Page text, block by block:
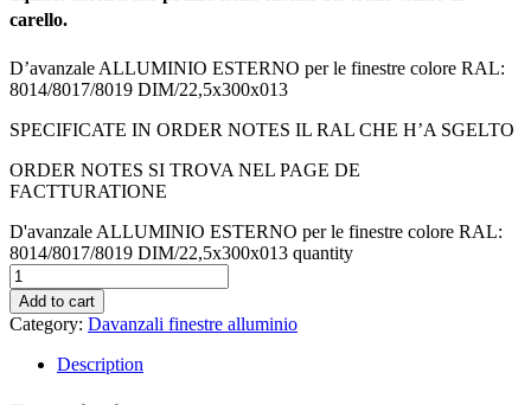
carello.
D’avanzale ALLUMINIO ESTERNO per le finestre colore RAL:
8014/8017/8019 DIM/22,5x300x013
SPECIFICATE IN ORDER NOTES IL RAL CHE H’A SGELTO
ORDER NOTES SI TROVA NEL PAGE DE
FACTTURATIONE
D'avanzale ALLUMINIO ESTERNO per le finestre colore RAL:
8014/8017/8019 DIM/22,5x300x013 quantity
Add to cart
Category: Davanzali finestre alluminio
Description